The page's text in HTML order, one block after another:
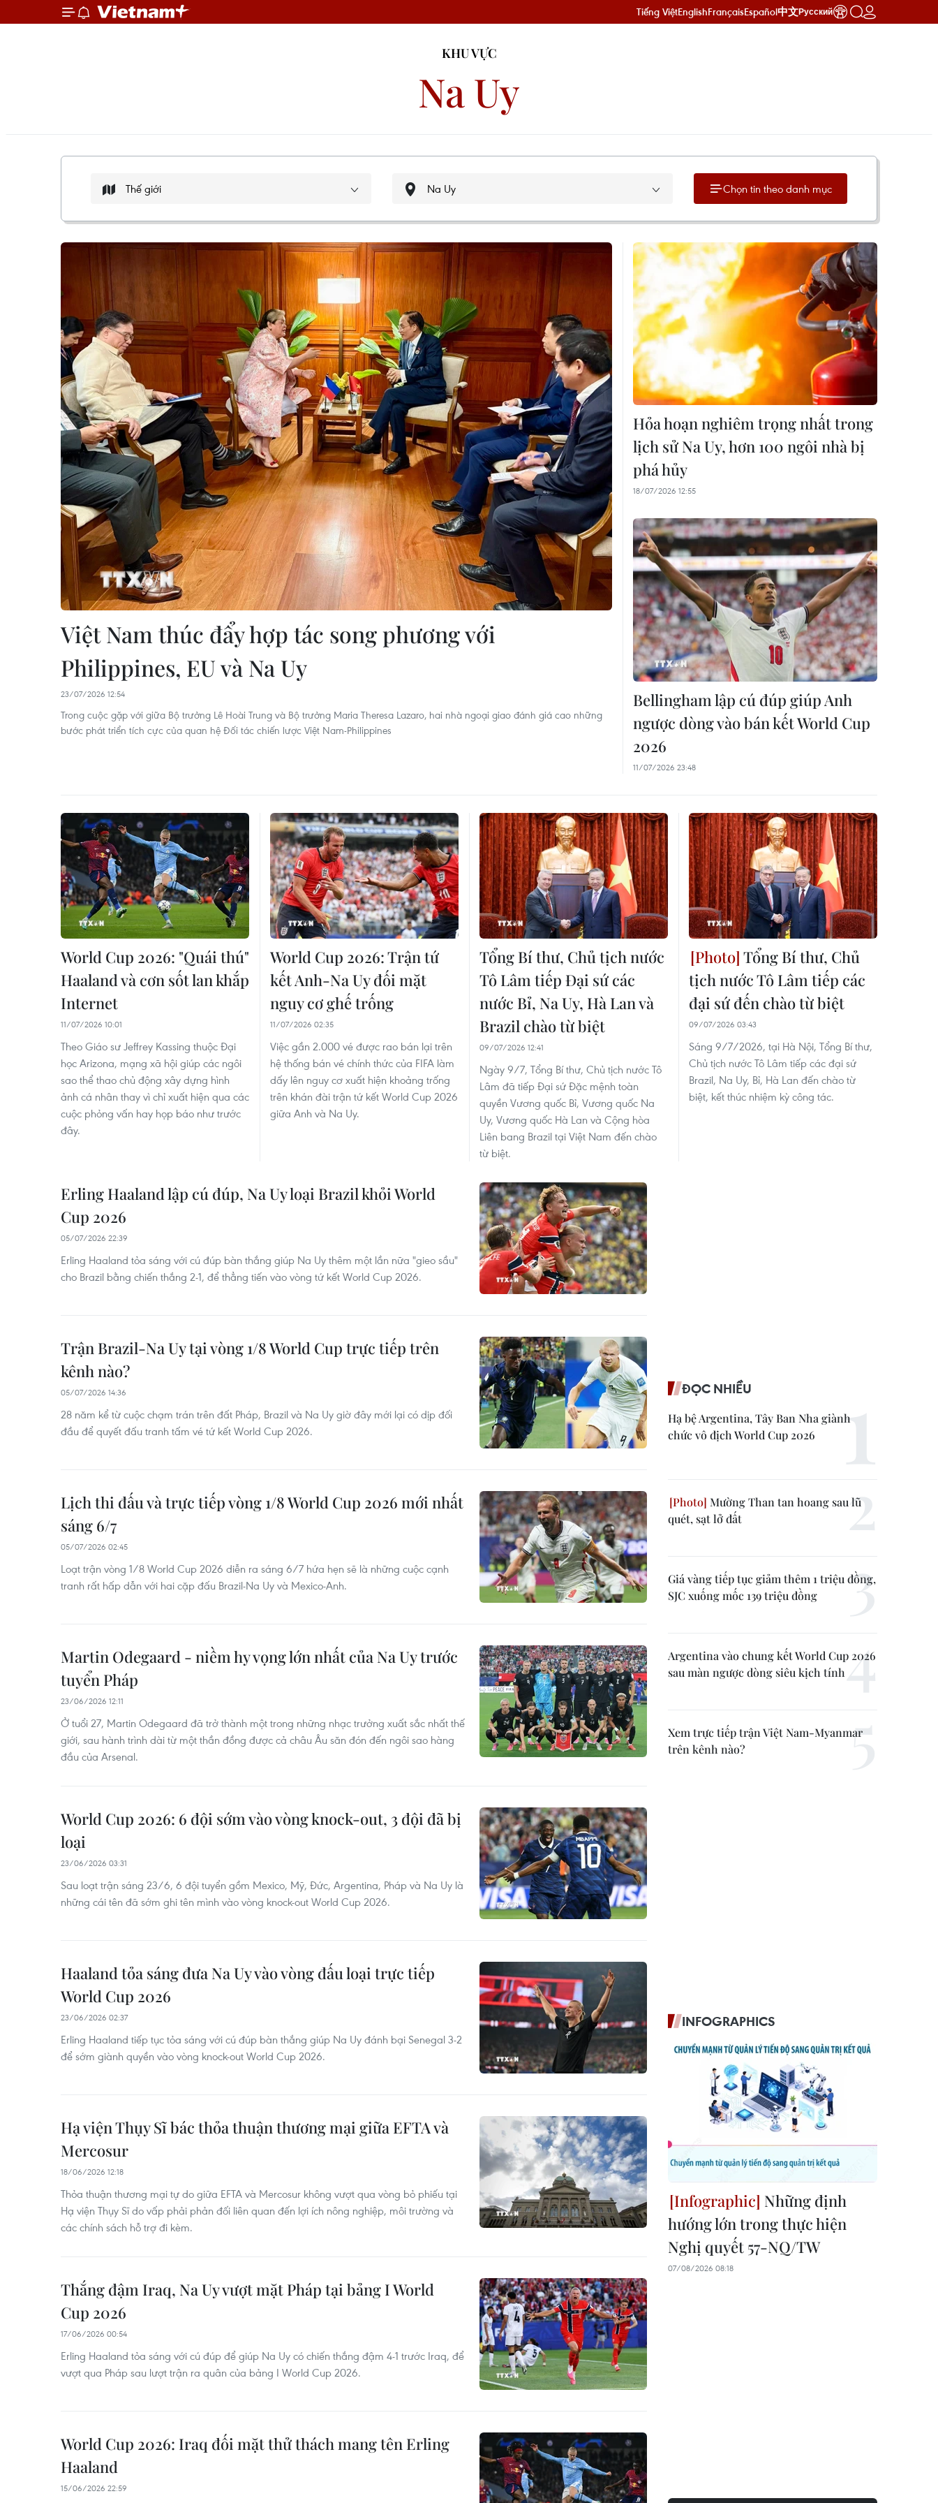
Tiếng ViệtEnglishFrançaisEspañol中文Русский
KHU VỰC
Na Uy
Chọn tin theo danh mục
Việt Nam thúc đẩy hợp tác song phương với
Philippines, EU và Na Uy
23/07/2026 12:54
Trong cuộc gặp với giữa Bộ trưởng Lê Hoài Trung và Bộ trưởng Maria Theresa Lazaro, hai nhà ngoại giao đánh giá cao những
bước phát triển tích cực của quan hệ Đối tác chiến lược Việt Nam-Philippines
Hỏa hoạn nghiêm trọng nhất trong
lịch sử Na Uy, hơn 100 ngôi nhà bị
phá hủy
18/07/2026 12:55
Bellingham lập cú đúp giúp Anh
ngược dòng vào bán kết World Cup
2026
11/07/2026 23:48
World Cup 2026: "Quái thú"
Haaland và cơn sốt lan khắp
Internet
11/07/2026 10:01
Theo Giáo sư Jeffrey Kassing thuộc Đại
học Arizona, mạng xã hội giúp các ngôi
sao thể thao chủ động xây dựng hình
ảnh cá nhân thay vì chỉ xuất hiện qua các
cuộc phỏng vấn hay họp báo như trước
đây.
World Cup 2026: Trận tứ
kết Anh-Na Uy đối mặt
nguy cơ ghế trống
11/07/2026 02:35
Việc gần 2.000 vé được rao bán lại trên
hệ thống bán vé chính thức của FIFA làm
dấy lên nguy cơ xuất hiện khoảng trống
trên khán đài trận tứ kết World Cup 2026
giữa Anh và Na Uy.
Tổng Bí thư, Chủ tịch nước
Tô Lâm tiếp Đại sứ các
nước Bỉ, Na Uy, Hà Lan và
Brazil chào từ biệt
09/07/2026 12:41
Ngày 9/7, Tổng Bí thư, Chủ tịch nước Tô
Lâm đã tiếp Đại sứ Đặc mệnh toàn
quyền Vương quốc Bỉ, Vương quốc Na
Uy, Vương quốc Hà Lan và Cộng hòa
Liên bang Brazil tại Việt Nam đến chào
từ biệt.
Tổng Bí thư, Chủ
tịch nước Tô Lâm tiếp các
đại sứ đến chào từ biệt
09/07/2026 03:43
Sáng 9/7/2026, tại Hà Nội, Tổng Bí thư,
Chủ tịch nước Tô Lâm tiếp các đại sứ
Brazil, Na Uy, Bỉ, Hà Lan đến chào từ
biệt, kết thúc nhiệm kỳ công tác.
Erling Haaland lập cú đúp, Na Uy loại Brazil khỏi World
Cup 2026
05/07/2026 22:39
Erling Haaland tỏa sáng với cú đúp bàn thắng giúp Na Uy thêm một lần nữa "gieo sầu"
cho Brazil bằng chiến thắng 2-1, để thẳng tiến vào vòng tứ kết World Cup 2026.
Trận Brazil-Na Uy tại vòng 1/8 World Cup trực tiếp trên
kênh nào?
05/07/2026 14:36
28 năm kể từ cuộc chạm trán trên đất Pháp, Brazil và Na Uy giờ đây mới lại có dịp đối
đầu để quyết đấu tranh tấm vé tứ kết World Cup 2026.
Lịch thi đấu và trực tiếp vòng 1/8 World Cup 2026 mới nhất
sáng 6/7
05/07/2026 02:45
Loạt trận vòng 1/8 World Cup 2026 diễn ra sáng 6/7 hứa hẹn sẽ là những cuộc cạnh
tranh rất hấp dẫn với hai cặp đấu Brazil-Na Uy và Mexico-Anh.
Martin Odegaard - niềm hy vọng lớn nhất của Na Uy trước
tuyển Pháp
23/06/2026 12:11
Ở tuổi 27, Martin Odegaard đã trở thành một trong những nhạc trưởng xuất sắc nhất thế
giới, sau hành trình dài từ một thần đồng được cả châu Âu săn đón đến ngôi sao hàng
đầu của Arsenal.
World Cup 2026: 6 đội sớm vào vòng knock-out, 3 đội đã bị
loại
23/06/2026 03:31
Sau loạt trận sáng 23/6, 6 đội tuyển gồm Mexico, Mỹ, Đức, Argentina, Pháp và Na Uy là
những cái tên đã sớm ghi tên mình vào vòng knock-out World Cup 2026.
Haaland tỏa sáng đưa Na Uy vào vòng đấu loại trực tiếp
World Cup 2026
23/06/2026 02:37
Erling Haaland tiếp tục tỏa sáng với cú đúp bàn thắng giúp Na Uy đánh bại Senegal 3-2
để sớm giành quyền vào vòng knock-out World Cup 2026.
Hạ viện Thụy Sĩ bác thỏa thuận thương mại giữa EFTA và
Mercosur
18/06/2026 12:18
Thỏa thuận thương mại tự do giữa EFTA và Mercosur không vượt qua vòng bỏ phiếu tại
Hạ viện Thụy Sĩ do vấp phải phản đối liên quan đến lợi ích nông nghiệp, môi trường và
các chính sách hỗ trợ đi kèm.
Thắng đậm Iraq, Na Uy vượt mặt Pháp tại bảng I World
Cup 2026
17/06/2026 00:54
Erling Haaland tỏa sáng với cú đúp để giúp Na Uy có chiến thắng đậm 4-1 trước Iraq, để
vượt qua Pháp sau lượt trận ra quân của bảng I World Cup 2026.
World Cup 2026: Iraq đối mặt thử thách mang tên Erling
Haaland
15/06/2026 22:59
ĐỌC NHIỀU
Hạ bệ Argentina, Tây Ban Nha giành
chức vô địch World Cup 2026
Mường Than tan hoang sau lũ
quét, sạt lở đất
Giá vàng tiếp tục giảm thêm 1 triệu đồng,
SJC xuống mốc 139 triệu đồng
Argentina vào chung kết World Cup 2026
sau màn ngược dòng siêu kịch tính
Xem trực tiếp trận Việt Nam-Myanmar
trên kênh nào?
INFOGRAPHICS
Những định
hướng lớn trong thực hiện
Nghị quyết 57-NQ/TW
07/08/2026 08:18